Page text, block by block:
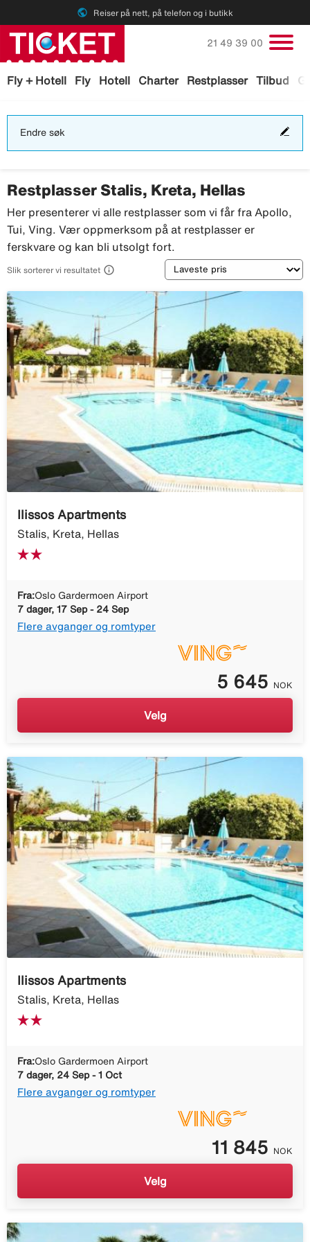
public Reiser på nett, på telefon og i butikk
Fly + Hotell Fly Hotell Charter Restplasser Tilbud
Ring oss på
21 49 39 00
Endre søk
Restplasser Stalis, Kreta, Hellas
Her presenterer vi alle restplasser som vi får fra Apollo,
Tui, Ving. Vær oppmerksom på at restplasser er
ferskvare og kan bli utsolgt fort.
Slik sorterer vi resultatet  Sortering
Ilissos Apartments
Stalis, Kreta, Hellas
Fra:Oslo Gardermoen Airport
7 dager, 17 Sep - 24 Sep
Flere avganger og romtyper
5 645 NOK
Velg
Ilissos Apartments
Stalis, Kreta, Hellas
Fra:Oslo Gardermoen Airport
7 dager, 24 Sep - 1 Oct
Flere avganger og romtyper
11 845 NOK
Velg